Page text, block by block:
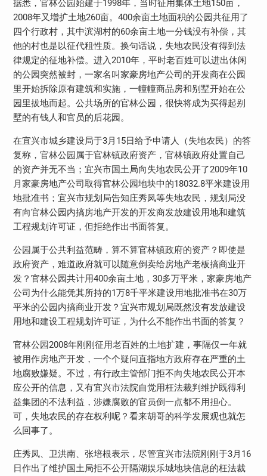
据悉，官林公园始建于1998年，当时征用集体土地150亩，
2008年又增扩土地260亩。400余亩土地面积的公园共征用了
四个行政村，其中滨湖村的60余亩土地一分钱没有补偿，其
他的村也是以征代租性质。换句话说，失地农民没有得到法
律规定的征地补偿。进入2010年，平时老百姓可以进出休闲
的公园突然被封，一家名叫家豪房地产公司的开发商在公园
里开始拆除原有建筑和实施，一幢幢商品房和别墅开始在公
园里拔地而起。公共场所的官林公园，很快将成为买得起别
墅的有钱人和官员的后花园。
在宜兴市城乡建设局于3月15日给予申请人（失地农民）的答
复称，官林公园属于官林镇政府资产，官林镇政府处置自己
的资产并无不当；宜兴市国土局向失地农民公开了2009年10
月家豪房地产公司取得官林公园地块中的18032.8平米建设用
地批准书；宜兴市规划局告知庄秀凤等失地农民，规划局没
有向官林公园内搞房地产开发的开发商发放建设用地和建筑
工程规划许可证，但拒绝作出书面答复。
公园属于公共利益范畴，算不算官林镇政府的资产？即使是
政府资产，难道政府就可以随意倒卖给房地产老板搞商业开
发？官林公园共计用400余亩土地，30多万平米，家豪房地产
公司为什么能凭其所持的1万8千平米建设用地批准书在30万
平米的公园内搞商业开发？宜兴市规划局既然没有发放建设
用地和建设工程规划许可证，为什么不能作出书面的答复？
官林公园2008年刚刚征用老百姓的土地扩建，事隔仅一年就
被用作房地产开发，一个个疑问直指地方政府存在严重的土
地腐败嫌疑。不过，有行政主管部门拒不向失地农民公开本
应公开的信息，又有宜兴市法院自觉用枉法裁判维护既得利
益集团的不法利益，涉嫌腐败的官员倒一点都不用担心。
可，失地农民的存在权利呢？看来胡哥的科学发展观也就怎
么回事了。
庄秀凤、卫洪南、张培根表示，尽管宜兴市法院刚刚于3月16
日作出了维护国土局拒不公开隔湖娱乐城地块信息的枉法裁